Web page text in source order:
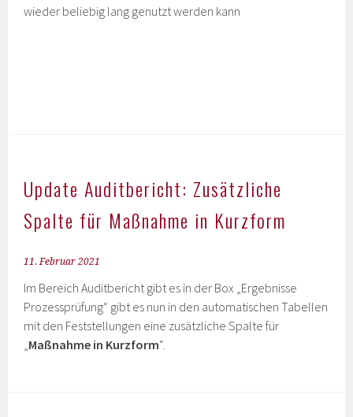
wieder beliebig lang genutzt werden kann
Update Auditbericht: Zusätzliche
Spalte für Maßnahme in Kurzform
11. Februar 2021
Im Bereich Auditbericht gibt es in der Box „Ergebnisse
Prozessprüfung“ gibt es nun in den automatischen Tabellen
mit den Feststellungen eine zusätzliche Spalte für
„Maßnahme in Kurzform“.